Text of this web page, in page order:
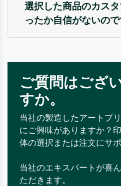
選択した商品のカス
ったか自信がないので
ご質問はござ
すか。
当社の製造したアートプ
にご興味がありますか？
体の選択または注文にサ
当社のエキスパートが喜
ただきます。